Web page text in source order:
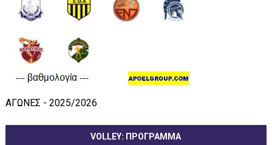
ΑΓΩΝΕΣ - 2025/2026
VOLLEY: ΠΡΟΓΡΑΜΜΑ